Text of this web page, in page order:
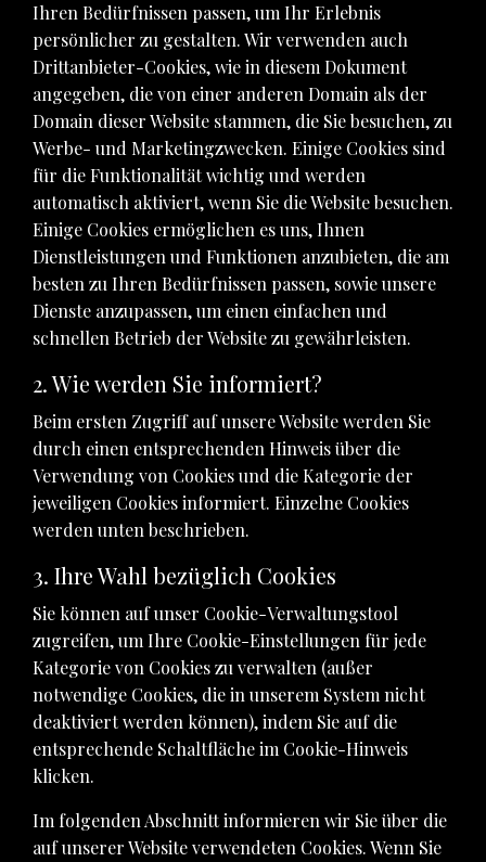
Ihren Bedürfnissen passen, um Ihr Erlebnis
persönlicher zu gestalten. Wir verwenden auch
Drittanbieter-Cookies, wie in diesem Dokument
angegeben, die von einer anderen Domain als der
Domain dieser Website stammen, die Sie besuchen, zu
Werbe- und Marketingzwecken. Einige Cookies sind
für die Funktionalität wichtig und werden
automatisch aktiviert, wenn Sie die Website besuchen.
Einige Cookies ermöglichen es uns, Ihnen
Dienstleistungen und Funktionen anzubieten, die am
besten zu Ihren Bedürfnissen passen, sowie unsere
Dienste anzupassen, um einen einfachen und
schnellen Betrieb der Website zu gewährleisten.
2. Wie werden Sie informiert?
Beim ersten Zugriff auf unsere Website werden Sie
durch einen entsprechenden Hinweis über die
Verwendung von Cookies und die Kategorie der
jeweiligen Cookies informiert. Einzelne Cookies
werden unten beschrieben.
3. Ihre Wahl bezüglich Cookies
Sie können auf unser Cookie-Verwaltungstool
zugreifen, um Ihre Cookie-Einstellungen für jede
Kategorie von Cookies zu verwalten (außer
notwendige Cookies, die in unserem System nicht
deaktiviert werden können), indem Sie auf die
entsprechende Schaltfläche im Cookie-Hinweis
klicken.
Im folgenden Abschnitt informieren wir Sie über die
auf unserer Website verwendeten Cookies. Wenn Sie